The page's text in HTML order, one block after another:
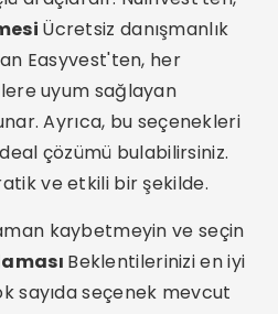
Ücretsiz danışmanlık
Easyvest'ten, her
uyum sağlayan
Ayrıca, bu seçenekleri
çözümü bulabilirsiniz.
ve etkili bir şekilde.
kaybetmeyin ve seçin
Beklentilerinizi en iyi
sayıda seçenek mevcut